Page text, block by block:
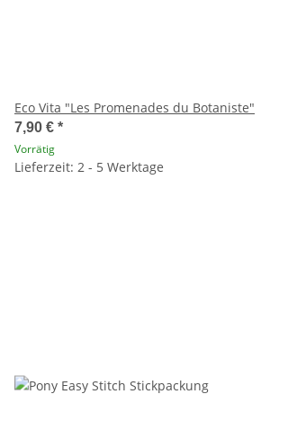
Eco Vita "Les Promenades du Botaniste"
7,90 € *
Vorrätig
Lieferzeit: 2 - 5 Werktage